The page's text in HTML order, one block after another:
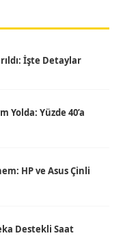
İşte Detaylar
Yolda: Yüzde 40’a
HP ve Asus Çinli
Destekli Saat